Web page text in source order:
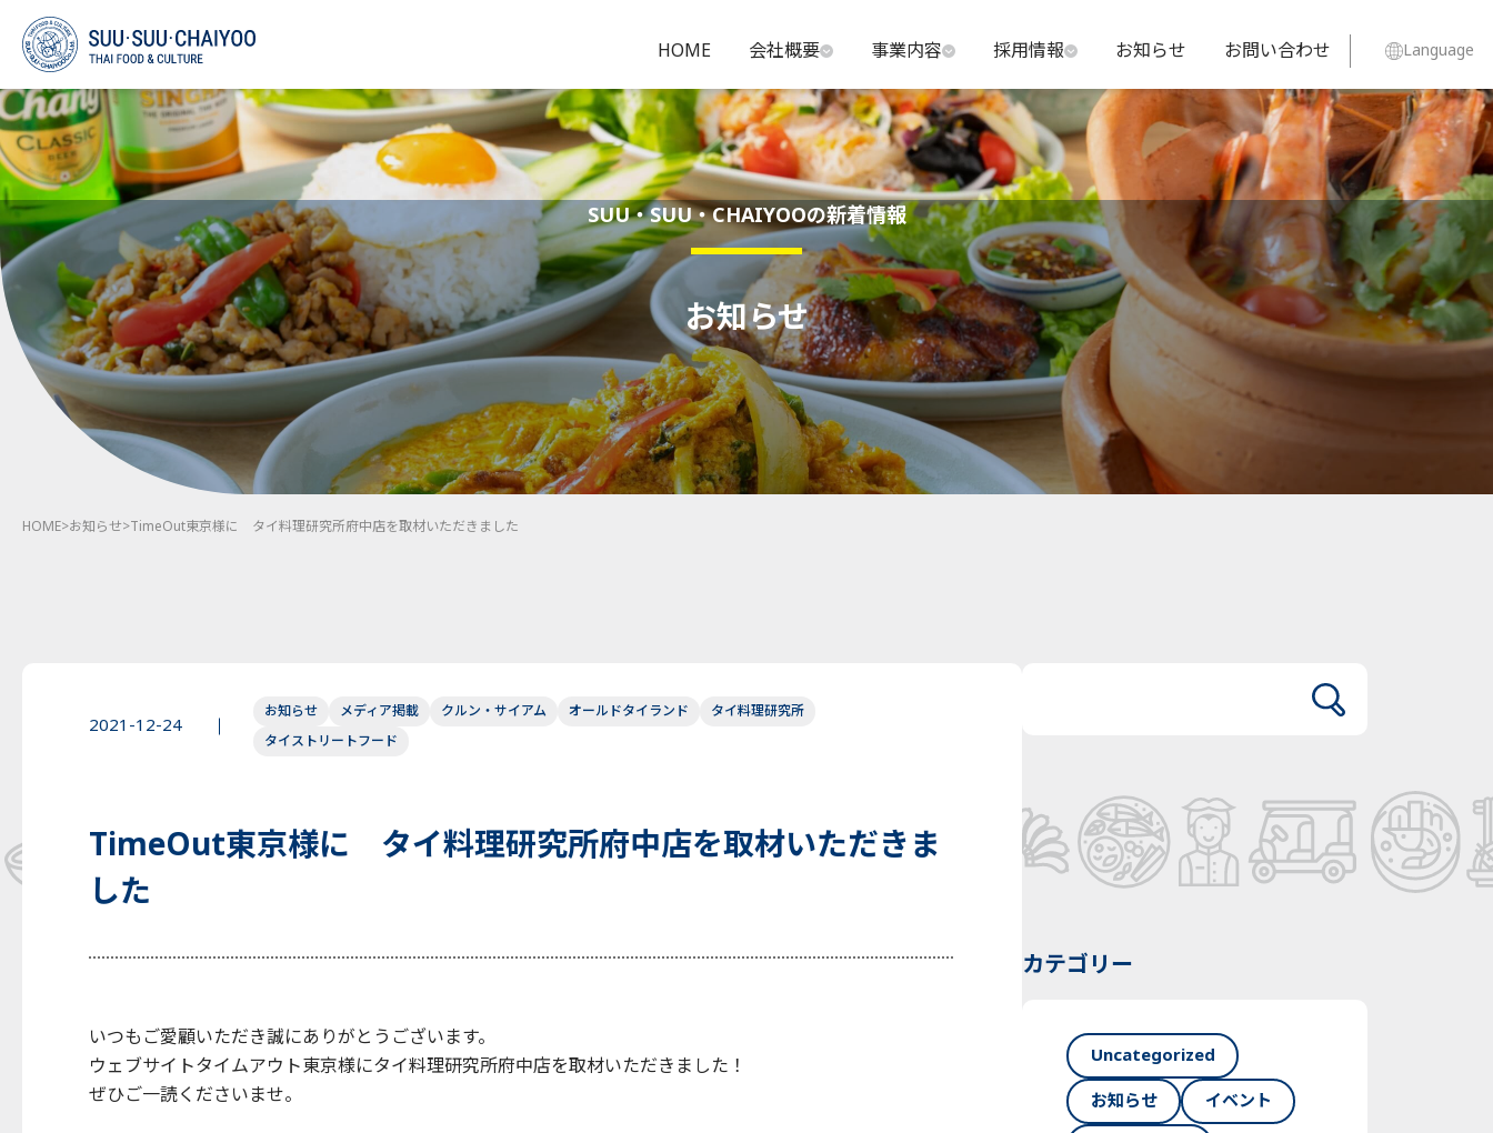
HOME 会社概要 事業内容 採用情報 お知らせ お問い合わせ Language
SUU・SUU・CHAIYOOの新着情報
お知らせ
HOME>お知らせ>TimeOut東京様に タイ料理研究所府中店を取材いただきました
2021-12-24
お知らせ メディア掲載 クルン・サイアム オールドタイランド
タイ料理研究所
タイストリートフード
TimeOut東京様に タイ料理研究所府中店を取材いただきま
した
いつもご愛顧いただき誠にありがとうございます。
ウェブサイトタイムアウト東京様にタイ料理研究所府中店を取材いただきました！
ぜひご一読くださいませ。
カテゴリー
Uncategorized
お知らせ
イベント